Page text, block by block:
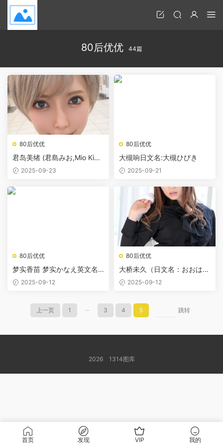
80后优优 44篇
80后优优
君岛美绪 (君島みお,Mio Kimij
ima)2025-09-23
80后优优
大槻响日文名:大槻ひびき
2025-09-21
80后优优
梦实香苗 梦实かなえ英文名:Y
umemi Kanae
2025-09-12
80后优优
大桥未久（日文名：おおはし
みく）
2025-09-12
上一页 1 ··· 3 4 5 跳转
2026 1314图库
首页 发现 VIP 我的